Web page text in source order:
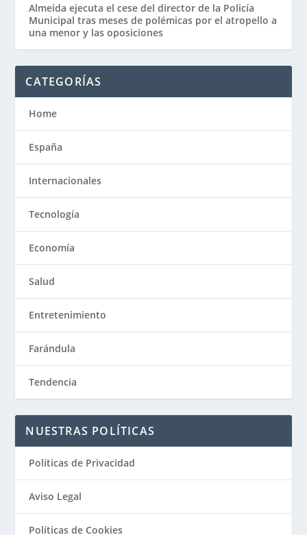
Almeida ejecuta el cese del director de la Policía
Municipal tras meses de polémicas por el atropello a
una menor y las oposiciones
CATEGORÍAS
Home
España
Internacionales
Tecnología
Economía
Salud
Entretenimiento
Farándula
Tendencia
NUESTRAS POLÍTICAS
Políticas de Privacidad
Aviso Legal
Políticas de Cookies